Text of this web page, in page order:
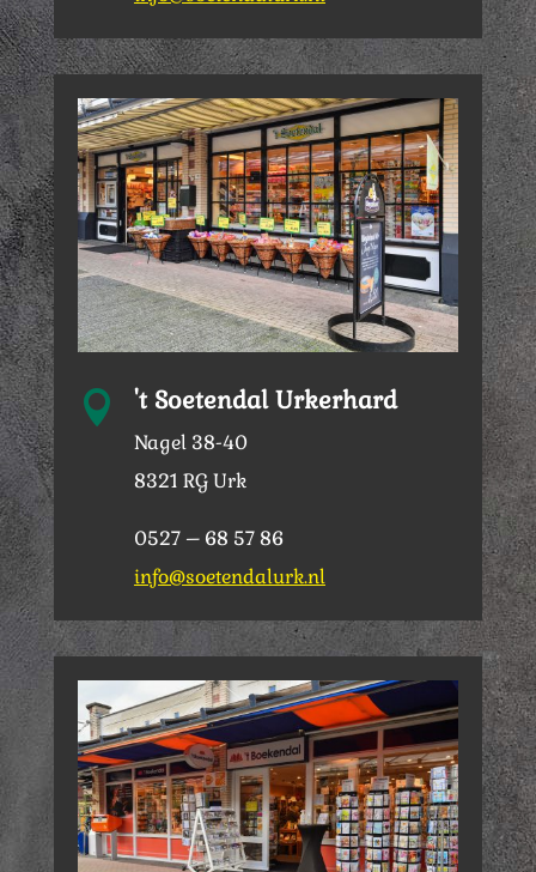
 't Soetendal Urkerhard
Nagel 38-40
8321 RG Urk
0527 – 68 57 86
info@soetendalurk.nl